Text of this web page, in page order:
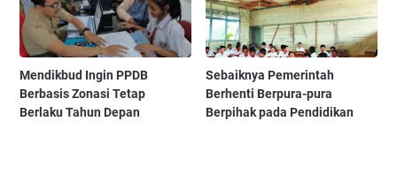
Mendikbud Ingin PPDB
Berbasis Zonasi Tetap
Berlaku Tahun Depan
Sebaiknya Pemerintah
Berhenti Berpura-pura
Berpihak pada Pendidikan